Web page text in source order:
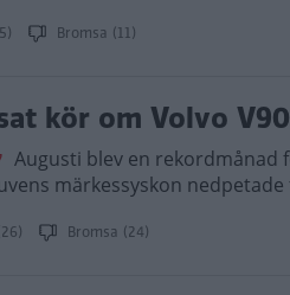
Bromsa (11)
kör om Volvo V90
Augusti blev en rekordmånad
märkessyskon
Bromsa (24)